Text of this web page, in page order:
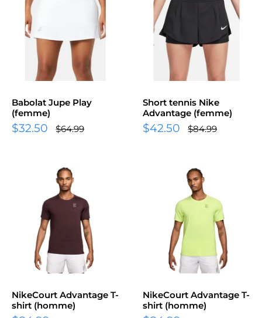
Babolat Jupe Play
(femme)
Prix
$32.50 Prix
normal
$64.99
Short tennis Nike
Advantage (femme)
Prix
$42.50 Prix
normal
$84.99
NikeCourt Advantage T-
shirt (homme)
NikeCourt Advantage T-
shirt (homme)